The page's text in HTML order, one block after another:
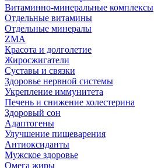
Витаминно-минеральные комплексы
Отдельные витамины
Отдельные минералы
ZMA
Красота и долголетие
Жиросжигатели
Суставы и связки
Здоровье нервной системы
Укрепление иммунитета
Печень и снижение холестерина
Здоровый сон
Адаптогены
Улучшение пищеварения
Антиоксиданты
Мужское здоровье
Омега жиры